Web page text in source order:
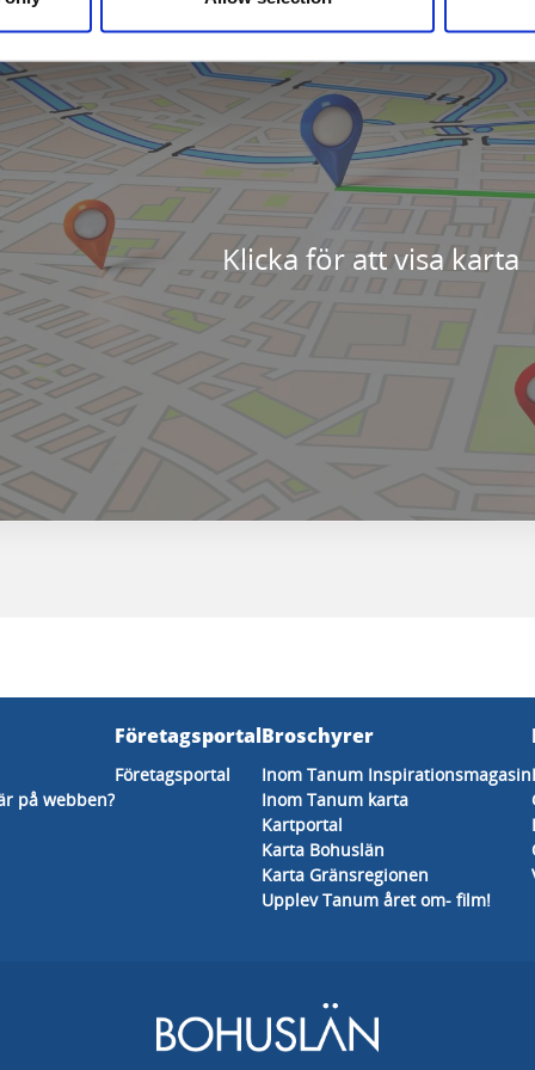
Klicka för att visa karta
på webben?
Företagsportal
Företagsportal
Broschyrer
Inom Tanum Inspirationsmagasin
Inom Tanum karta
Kartportal
Karta Bohuslän
Karta Gränsregionen
Upplev Tanum året om- film!